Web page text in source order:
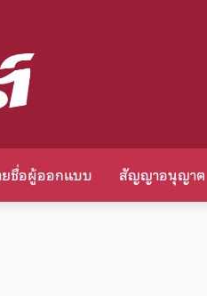
ยชื่อผู้ออกแบบ สัญญาอนุญาต